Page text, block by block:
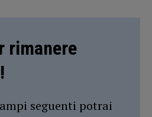
rimanere
seguenti potrai